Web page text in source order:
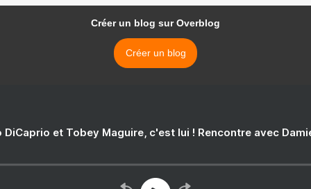
Créer un blog sur Overblog
Créer un blog
DiCaprio et Tobey Maguire, c'est lui ! Rencontre avec